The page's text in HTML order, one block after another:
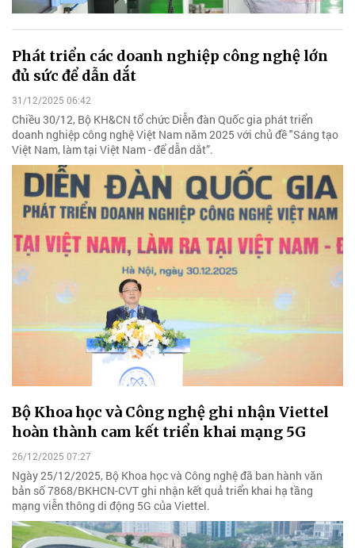
Phát triển các doanh nghiệp công nghệ lớn
đủ sức để dẫn dắt
31/12/2025 06:42
Chiều 30/12, Bộ KH&CN tổ chức Diễn đàn Quốc gia phát triển
doanh nghiệp công nghệ Việt Nam năm 2025 với chủ đề "Sáng tạo
Việt Nam, làm tại Việt Nam - để dẫn dắt”.
Bộ Khoa học và Công nghệ ghi nhận Viettel
hoàn thành cam kết triển khai mạng 5G
26/12/2025 07:27
Ngày 25/12/2025, Bộ Khoa học và Công nghệ đã ban hành văn
bản số 7868/BKHCN-CVT ghi nhận kết quả triển khai hạ tầng
mạng viễn thông di động 5G của Viettel.